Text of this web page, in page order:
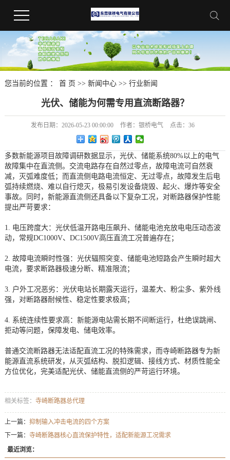
您当前的位置 ： 首 页 >> 新闻中心>> 行业新闻
光伏、储能为何需专用直流断路器？
发布日期： 2026-05-23 00:00:00 作者： 银桥电气 点击： 36
多数新能源项目故障调研数据显示，光伏、储能系统80%以上的电气
故障集中在直流侧。交流电路存在自然过零点，故障电流可自然衰
减，灭弧难度低；而直流侧电路电流恒定、无过零点，故障发生后电
弧持续燃烧、难以自行熄灭，极易引发设备烧毁、起火、爆炸等安全
事故。同时，新能源直流侧还具备以下复杂工况，对断路器保护性能
提出严苛要求：
1. 电压跨度大：光伏低温开路电压飙升、储能电池充放电电压动态波
动，常规DC1000V、DC1500V高压直流工况普遍存在；
2. 故障电流瞬时性强：光伏辐照突变、储能电池短路会产生瞬时超大
电流，要求断路器极速分断、精准限流；
3. 户外工况恶劣：光伏电站长期露天运行，温差大、粉尘多、紫外线
强，对断路器耐候性、稳定性要求极高；
4. 系统连续性要求高：新能源电站需长期不间断运行，杜绝误跳闸、
拒动等问题，保障发电、储电效率。
普通交流断路器无法适配直流工况的特殊需求，而寺崎断路器专为新
能源直流系统研发，从灭弧结构、脱扣逻辑、接线方式、材质性能全
方位优化，完美适配光伏、储能直流侧的严苛运行环境。
相关标签： 寺崎断路器总代理
上一篇： 抑制输入冲击电流的四个方案
下一篇： 寺崎断路器核心直流保护特性，适配新能源工况需求
最近浏览：